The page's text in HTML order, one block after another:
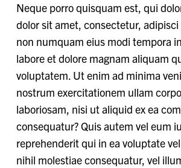
Neque porro quisquam est, qui
dolor sit amet, consectetur,
non numquam eius modi tempora
labore et dolore magnam aliquam
voluptatem. Ut enim ad minima
nostrum exercitationem ullam
laboriosam, nisi ut aliquid ex ea
consequatur? Quis autem vel eum
reprehenderit qui in ea voluptate
nihil molestiae consequatur, vel